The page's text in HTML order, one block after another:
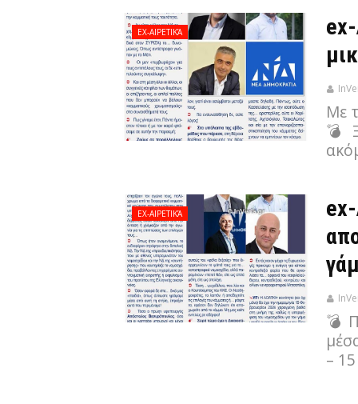
EX-ΑΙΡΕΤΙΚΆ
Με
💣
EX-ΑΙΡΕΤΙΚΆ
ex-
💣
–